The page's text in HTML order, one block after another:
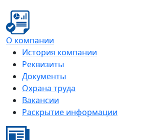
О компании
История компании
Реквизиты
Документы
Охрана труда
Вакансии
Раскрытие информации